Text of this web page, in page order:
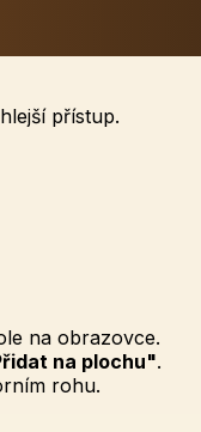
přístup.
na obrazovce.
na plochu".
rohu.